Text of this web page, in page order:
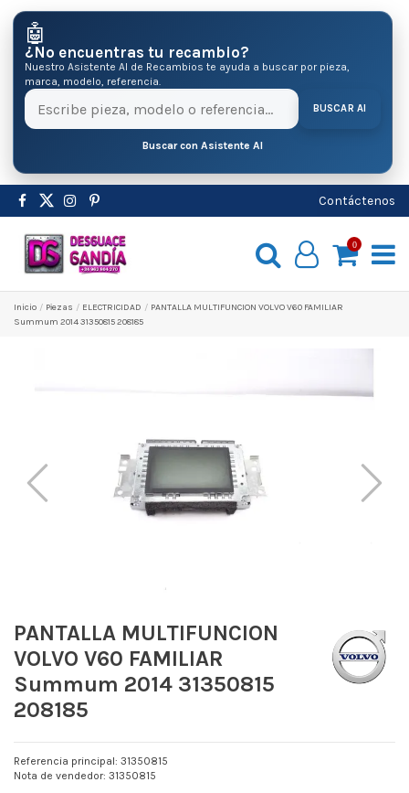
🤖
¿No encuentras tu recambio?
Nuestro Asistente AI de Recambios te ayuda a buscar por pieza,
marca, modelo, referencia.
BUSCAR AI
Buscar con Asistente AI
Contáctenos
0
Inicio Pіezas ELECTRICIDAD
PANTALLA MULTIFUNCION VOLVO V60 FAMILIAR
Summum 2014 31350815 208185
PANTALLA MULTIFUNCION
VOLVO V60 FAMILIAR
Summum 2014 31350815
208185
Referencia principal: 31350815
Nota de vendedor: 31350815